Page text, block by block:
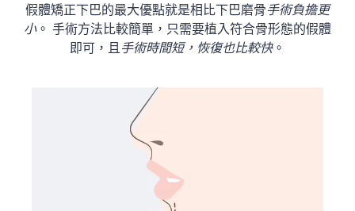
假體矯正下巴的最大優點就是相比下巴磨骨手術負擔更
小。 手術方法比較簡單，只需要植入符合骨形態的假體
即可，且 手術時間短，恢復也比較快。